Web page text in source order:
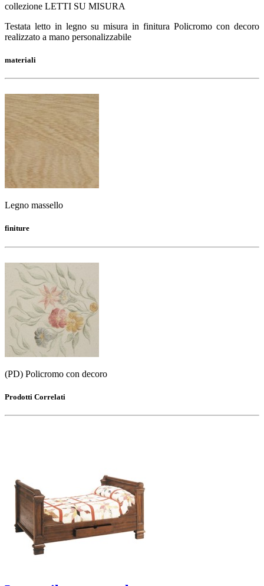
collezione LETTI SU MISURA
Testata letto in legno su misura in finitura Policromo con decoro
realizzato a mano personalizzabile
materiali
Legno massello
finiture
(PD) Policromo con decoro
Prodotti Correlati